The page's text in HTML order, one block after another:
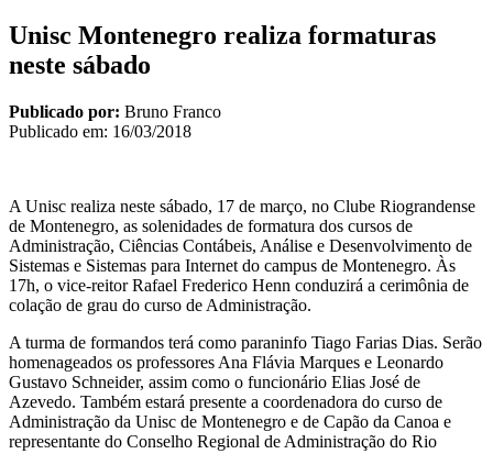
Unisc Montenegro realiza formaturas
neste sábado
Publicado por: Bruno Franco
Publicado em: 16/03/2018
A Unisc realiza neste sábado, 17 de março, no Clube Riograndense
de Montenegro, as solenidades de formatura dos cursos de
Administração, Ciências Contábeis, Análise e Desenvolvimento de
Sistemas e Sistemas para Internet do campus de Montenegro. Às
17h, o vice-reitor Rafael Frederico Henn conduzirá a cerimônia de
colação de grau do curso de Administração.
A turma de formandos terá como paraninfo Tiago Farias Dias. Serão
homenageados os professores Ana Flávia Marques e Leonardo
Gustavo Schneider, assim como o funcionário Elias José de
Azevedo. Também estará presente a coordenadora do curso de
Administração da Unisc de Montenegro e de Capão da Canoa e
representante do Conselho Regional de Administração do Rio